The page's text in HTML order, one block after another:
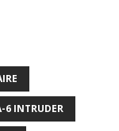
6 INTRUDER